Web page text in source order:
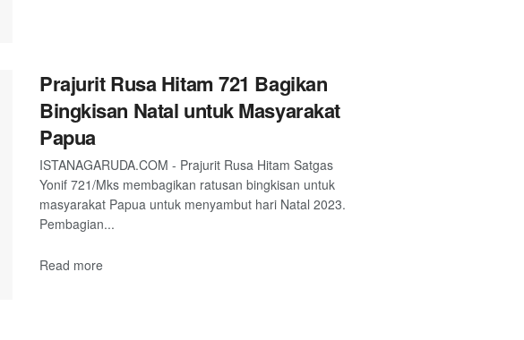
Prajurit Rusa Hitam 721 Bagikan
Bingkisan Natal untuk Masyarakat
Papua
ISTANAGARUDA.COM - Prajurit Rusa Hitam Satgas
Yonif 721/Mks membagikan ratusan bingkisan untuk
masyarakat Papua untuk menyambut hari Natal 2023.
Pembagian...
Read more